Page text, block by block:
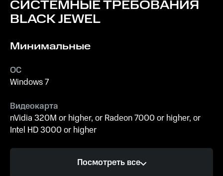
СИСТЕМНЫЕ ТРЕБОВАНИЯ
BLACK JEWEL
Минимальные
ОС
Windows 7
Видеокарта
nVidia 320M or higher, or Radeon 7000 or higher, or
Intel HD 3000 or higher
Intel Core i5-4440 (or equivalent)
Посмотреть все